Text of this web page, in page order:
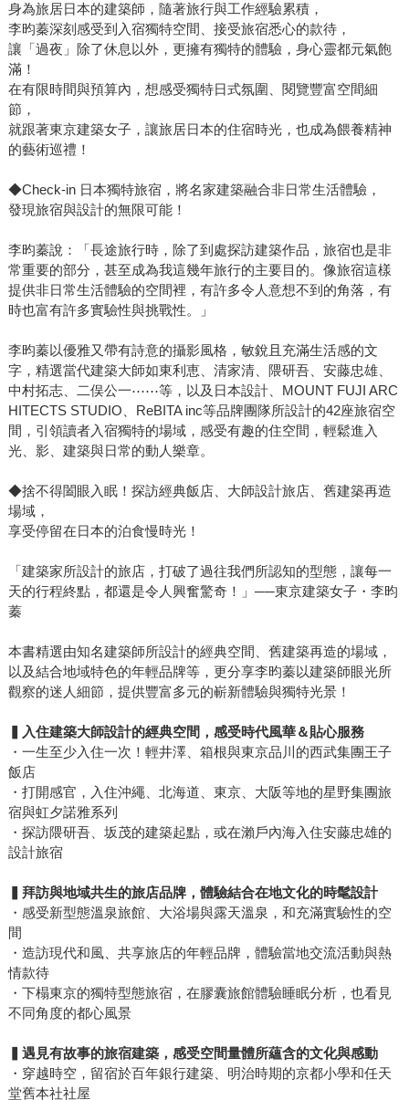
身為旅居日本的建築師，隨著旅行與工作經驗累積，
李昀蓁深刻感受到入宿獨特空間、接受旅宿悉心的款待，
讓「過夜」除了休息以外，更擁有獨特的體驗，身心靈都元氣飽
滿！
在有限時間與預算內，想感受獨特日式氛圍、閱覽豐富空間細
節，
就跟著東京建築女子，讓旅居日本的住宿時光，也成為餵養精神
的藝術巡禮！
◆Check-in 日本獨特旅宿，將名家建築融合非日常生活體驗，
發現旅宿與設計的無限可能！
李昀蓁說：「長途旅行時，除了到處探訪建築作品，旅宿也是非
常重要的部分，甚至成為我這幾年旅行的主要目的。像旅宿這樣
提供非日常生活體驗的空間裡，有許多令人意想不到的角落，有
時也富有許多實驗性與挑戰性。」
李昀蓁以優雅又帶有詩意的攝影風格，敏銳且充滿生活感的文
字，精選當代建築大師如東利恵、清家清、隈研吾、安藤忠雄、
中村拓志、二俣公一⋯⋯等，以及日本設計、MOUNT FUJI ARC
HITECTS STUDIO、ReBITA inc等品牌團隊所設計的42座旅宿空
間，引領讀者入宿獨特的場域，感受有趣的住空間，輕鬆進入
光、影、建築與日常的動人樂章。
◆捨不得闔眼入眠！探訪經典飯店、大師設計旅店、舊建築再造
場域，
享受停留在日本的泊食慢時光！
「建築家所設計的旅店，打破了過往我們所認知的型態，讓每一
天的行程終點，都還是令人興奮驚奇！」──東京建築女子・李昀
蓁
本書精選由知名建築師所設計的經典空間、舊建築再造的場域，
以及結合地域特色的年輕品牌等，更分享李昀蓁以建築師眼光所
觀察的迷人細節，提供豐富多元的嶄新體驗與獨特光景！
入住建築大師設計的經典空間，感受時代風華＆貼心服務
・一生至少入住一次！輕井澤、箱根與東京品川的西武集團王子
飯店
・打開感官，入住沖繩、北海道、東京、大阪等地的星野集團旅
宿與虹夕諾雅系列
・探訪隈研吾、坂茂的建築起點，或在瀨戶內海入住安藤忠雄的
設計旅宿
拜訪與地域共生的旅店品牌，體驗結合在地文化的時髦設計
・感受新型態溫泉旅館、大浴場與露天溫泉，和充滿實驗性的空
間
・造訪現代和風、共享旅店的年輕品牌，體驗當地交流活動與熱
情款待
・下榻東京的獨特型態旅宿，在膠囊旅館體驗睡眠分析，也看見
不同角度的都心風景
遇見有故事的旅宿建築，感受空間量體所蘊含的文化與感動
・穿越時空，留宿於百年銀行建築、明治時期的京都小學和任天
堂舊本社社屋